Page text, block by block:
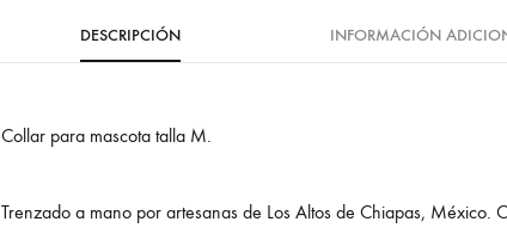
DESCRIPCIÓN INFORMACIÓN
Collar para mascota talla M.
Trenzado a mano por artesanas de Los Altos de Chiapas, México.